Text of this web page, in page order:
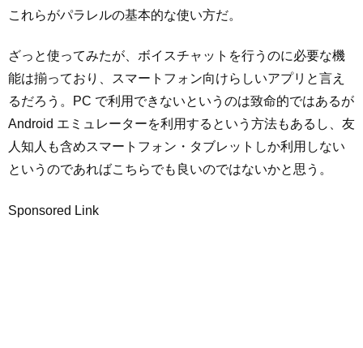
これらがパラレルの基本的な使い方だ。
ざっと使ってみたが、ボイスチャットを行うのに必要な機
能は揃っており、スマートフォン向けらしいアプリと言え
るだろう。PC で利用できないというのは致命的ではあるが
Android エミュレーターを利用するという方法もあるし、友
人知人も含めスマートフォン・タブレットしか利用しない
というのであればこちらでも良いのではないかと思う。
Sponsored Link